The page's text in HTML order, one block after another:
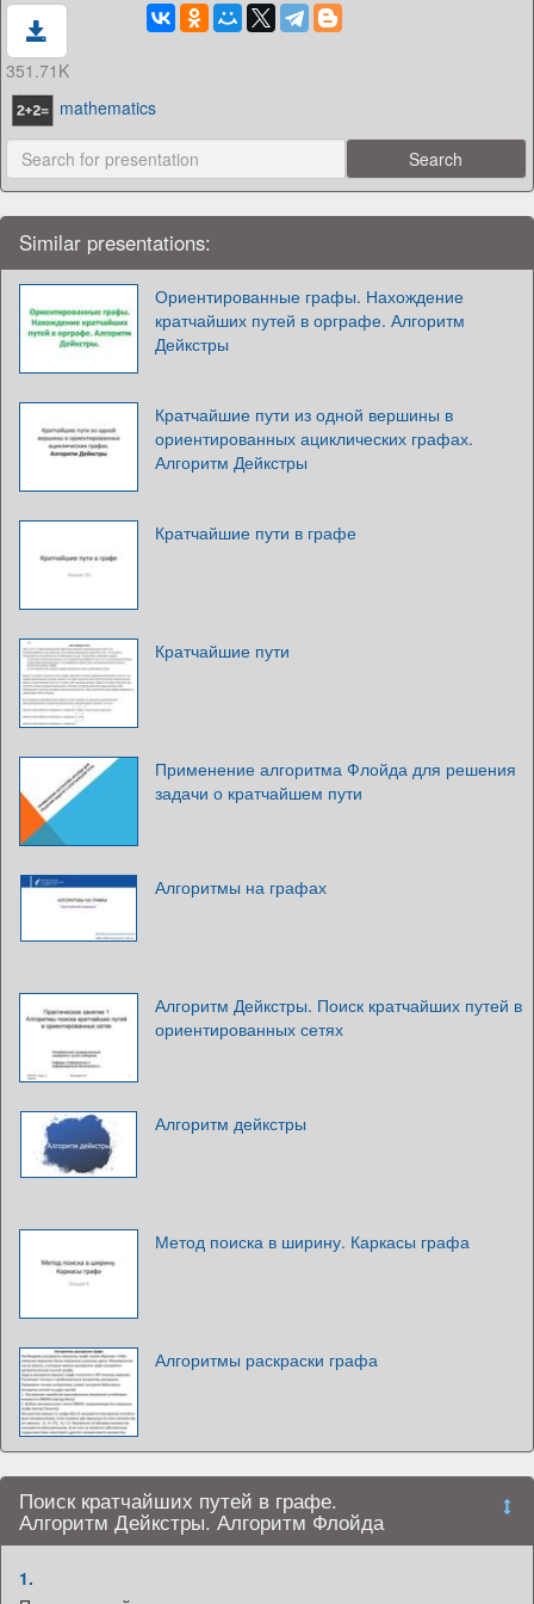
351.71K
mathematics
Similar presentations:
Ориентированные графы. Нахождение
кратчайших путей в орграфе. Алгоритм
Дейкстры
Кратчайшие пути из одной вершины в
ориентированных ациклических графах.
Алгоритм Дейкстры
Кратчайшие пути в графе
Кратчайшие пути
Применение алгоритма Флойда для решения
задачи о кратчайшем пути
Алгоритмы на графах
Алгоритм Дейкстры. Поиск кратчайших путей в
ориентированных сетях
Алгоритм дейкстры
Метод поиска в ширину. Каркасы графа
Алгоритмы раскраски графа
Поиск кратчайших путей в графе.
Алгоритм Дейкстры. Алгоритм Флойда
1.